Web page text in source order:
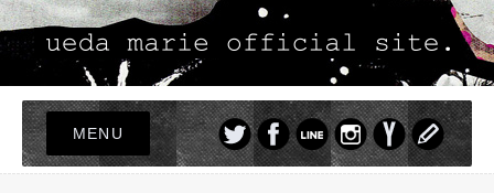
MENU